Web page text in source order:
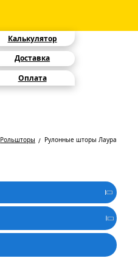
Калькулятор
Доставка
Оплата
Рольшторы Рулонные шторы Лаура